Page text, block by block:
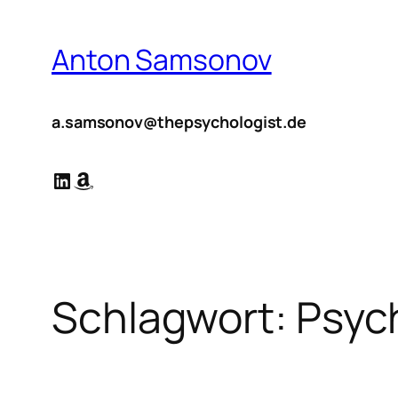
springenAnton Samsonov
a.samsonov@thepsychologist.de
LinkedIn
Amazon
Schlagwort: